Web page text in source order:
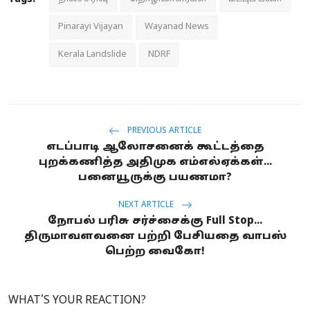
Pinarayi Vijayan Wayanad News
Kerala Landslide NDRF
PREVIOUS ARTICLE
எடப்பாடி ஆலோசனைக் கூட்டத்தை
புறக்கணித்த அதிமுக எம்எல்ஏக்கள்...
பனையூருக்கு பயணமா?
NEXT ARTICLE
நோபல் பரிசு சர்ச்சைக்கு Full Stop...
திருமாவளவனை பற்றி பேசியதை வாபஸ்
பெற்ற வைகோ!
WHAT'S YOUR REACTION?